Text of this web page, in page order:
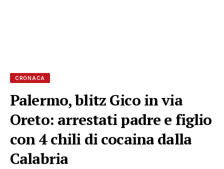
CRONACA
Palermo, blitz Gico in via
Oreto: arrestati padre e figlio
con 4 chili di cocaina dalla
Calabria